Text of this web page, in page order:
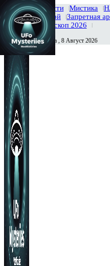
Главная Новости Мистика
Тайны вселенной
Запретная
История
Гороскоп 2026
Сегодня Суббота , 8 Август 2026